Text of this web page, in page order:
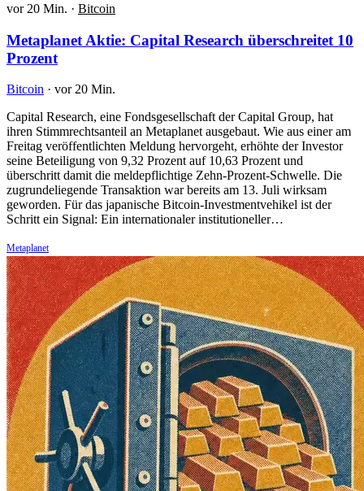
vor 20 Min. · Bitcoin
Metaplanet Aktie: Capital Research überschreitet 10
Prozent
Bitcoin · vor 20 Min.
Capital Research, eine Fondsgesellschaft der Capital Group, hat
ihren Stimmrechtsanteil an Metaplanet ausgebaut. Wie aus einer am
Freitag veröffentlichten Meldung hervorgeht, erhöhte der Investor
seine Beteiligung von 9,32 Prozent auf 10,63 Prozent und
überschritt damit die meldepflichtige Zehn-Prozent-Schwelle. Die
zugrundeliegende Transaktion war bereits am 13. Juli wirksam
geworden. Für das japanische Bitcoin-Investmentvehikel ist der
Schritt ein Signal: Ein internationaler institutioneller…
Metaplanet